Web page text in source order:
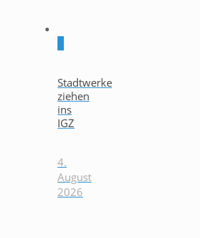
Stadtwerke
ziehen
ins
IGZ
4.
August
2026